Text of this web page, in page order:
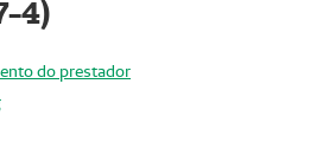
4)
do prestador